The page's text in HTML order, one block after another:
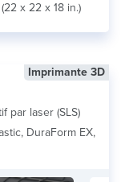
x 22 x 18 in.)
Imprimante 3D
par laser (SLS)
DuraForm EX,